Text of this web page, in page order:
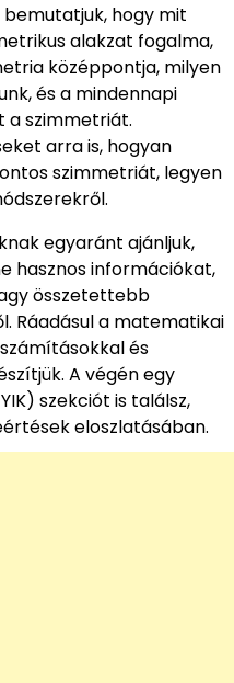
hogy mit
alakzat fogalma,
középpontja, milyen
és a mindennapi
a szimmetriát.
arra is, hogyan
szimmetriát, legyen
egyaránt ajánljuk,
hasznos információkat,
összetettebb
Ráadásul a matematikai
és
A végén egy
szekciót is találsz,
eloszlatásában.